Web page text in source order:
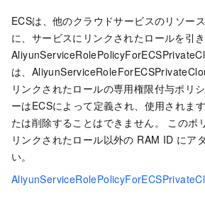
ECSは、他のクラウドサービスのリソー
に、サービスにリンクされたロールを引き
は、
リンクされたロールの専用権限付与ポリ
ーはECSによって定義され、使用されま
たは削除することはできません。 このポ
リンクされたロール以外の RAM ID にア
い。